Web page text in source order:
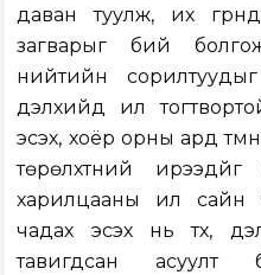
даван туулж, их
загварыг бий
нийтийн
дэлхийд илүү
эсэх, хоёр орны ард
төрөлхтний
харилцааны илүү сайн
чадах эсэх нь түүх,
тавигдсан асуулт